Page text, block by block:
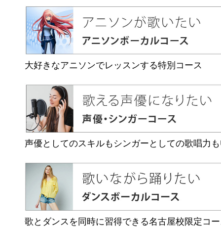
大好きなアニソンでレッスンする特別コース
声優としてのスキルもシンガーとしての歌唱力
歌とダンスを同時に習得できる名古屋校限定コ